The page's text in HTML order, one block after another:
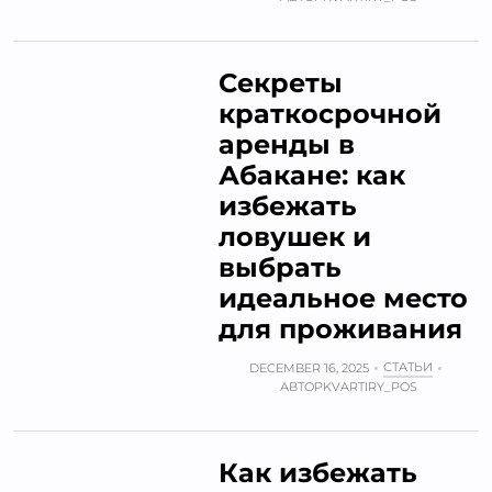
Секреты
краткосрочной
аренды в
Абакане: как
избежать
ловушек и
выбрать
идеальное место
для проживания
DECEMBER 16, 2025
СТАТЬИ
АВТОРKVARTIRY_POS
Как избежать